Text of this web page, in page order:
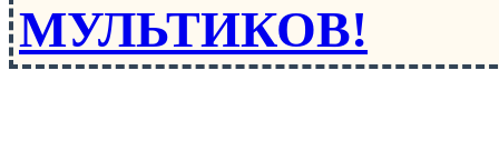
МУЛЬТИКОВ!